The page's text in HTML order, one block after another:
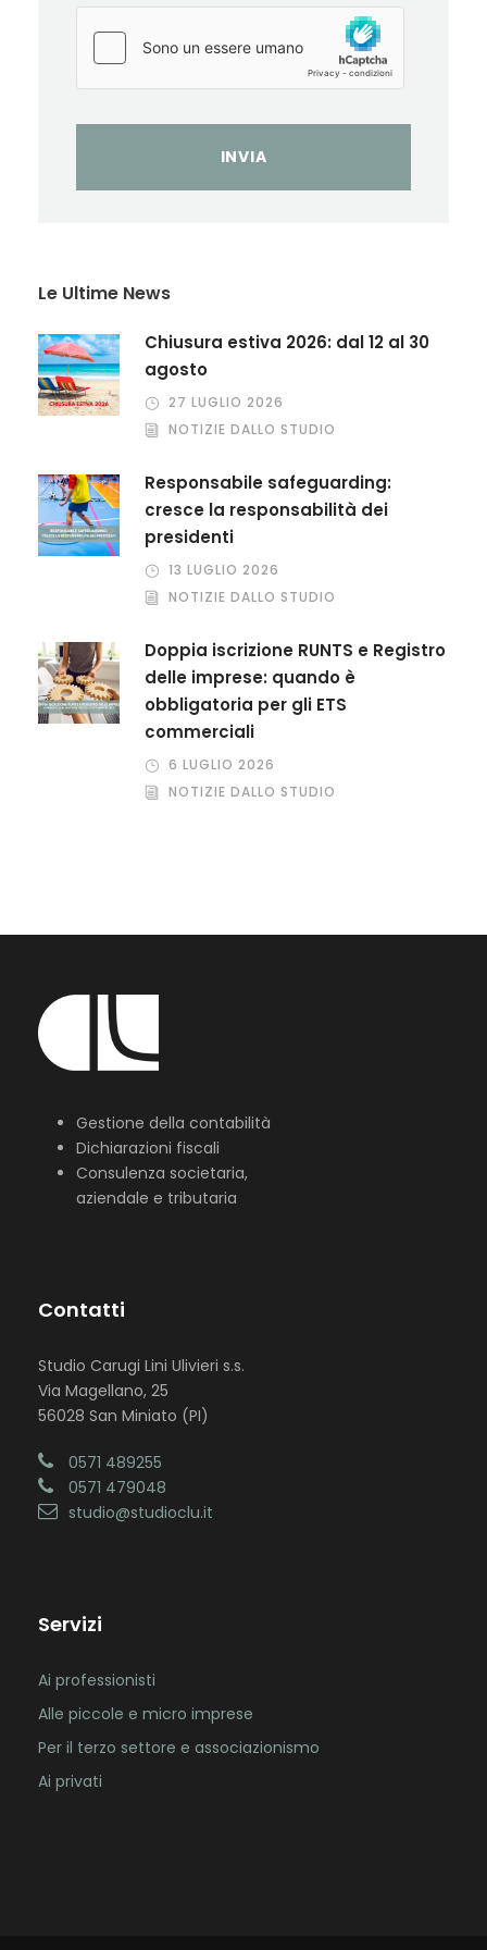
Le Ultime News
Chiusura estiva 2026: dal 12 al 30
agosto
27 LUGLIO 2026
NOTIZIE DALLO STUDIO
Responsabile safeguarding:
cresce la responsabilità dei
presidenti
13 LUGLIO 2026
NOTIZIE DALLO STUDIO
Doppia iscrizione RUNTS e Registro
delle imprese: quando è
obbligatoria per gli ETS
commerciali
6 LUGLIO 2026
NOTIZIE DALLO STUDIO
Gestione della contabilità
Dichiarazioni fiscali
Consulenza societaria,
aziendale e tributaria
Contatti
Studio Carugi Lini Ulivieri s.s.
Via Magellano, 25
56028 San Miniato (PI)
0571 489255
0571 479048
studio@studioclu.it
Servizi
Ai professionisti
Alle piccole e micro imprese
Per il terzo settore e associazionismo
Ai privati